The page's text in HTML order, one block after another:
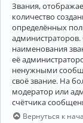
Звания,
количество
определённых
наименования
её
ненужными
своё звание. На
модератор или
счётчика
Вернуться к